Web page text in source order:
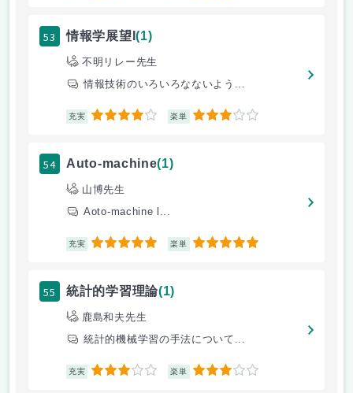
53 情報学展望I(1)
不明リレー先生
情報技術のいろいろなないよう...
充実 4 楽単 3
54 Auto-machine(1)
山博先生
Aoto-machine l...
充実 5 楽単 5
55 統計的学習理論(1)
鹿島和夫先生
統計的機械学習の手法について...
充実 3 楽単 3